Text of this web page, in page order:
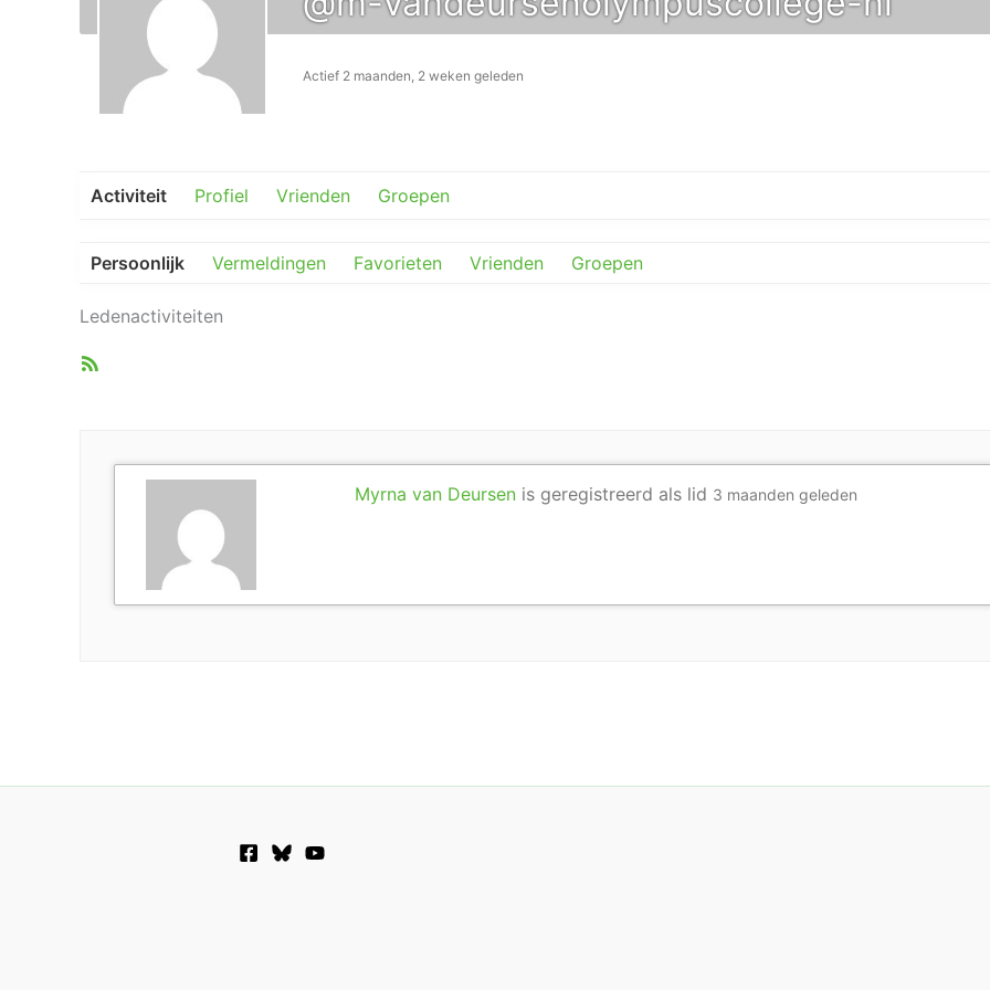
Actief 2 maanden, 2 weken geleden
Activiteit Profiel Vrienden Groepen
Persoonlijk Vermeldingen Favorieten Vrienden Groepen
Ledenactiviteiten
Myrna van Deursenis geregistreerd als lid 3 maanden geleden